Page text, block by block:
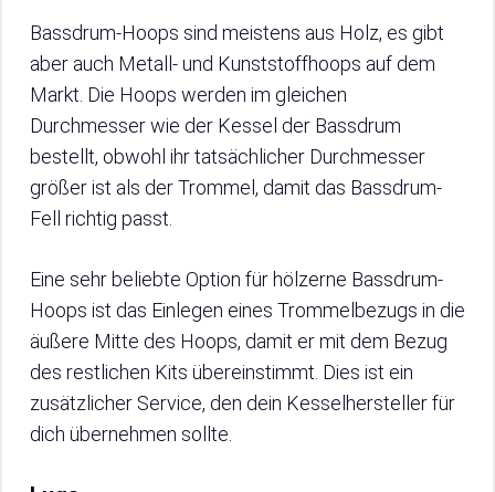
Bassdrum-Hoops sind meistens aus Holz, es gibt
aber auch Metall- und Kunststoffhoops auf dem
Markt. Die Hoops werden im gleichen
Durchmesser wie der Kessel der Bassdrum
bestellt, obwohl ihr tatsächlicher Durchmesser
größer ist als der Trommel, damit das Bassdrum-
Fell richtig passt.
Eine sehr beliebte Option für hölzerne Bassdrum-
Hoops ist das Einlegen eines Trommelbezugs in die
äußere Mitte des Hoops, damit er mit dem Bezug
des restlichen Kits übereinstimmt. Dies ist ein
zusätzlicher Service, den dein Kesselhersteller für
dich übernehmen sollte.